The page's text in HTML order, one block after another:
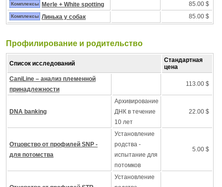
Комплексы Merle + White spotting 85.00 $
Комплексы Линька у собак 85.00 $
Профилирование и pодительство
Список исследований
Стандартная
цена
CaniLine – анализ племенной
принадлежности
113.00 $
DNA banking
Архивирование
ДНК в течение
10 лет
22.00 $
Отцовство от профилей SNP -
для потомства
Установление
родства -
испытание для
потомков
5.00 $
Установление